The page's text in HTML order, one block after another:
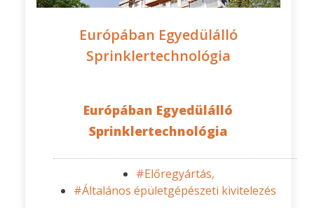
Európában Egyedülálló
Sprinklertechnológia
Európában Egyedülálló
Sprinklertechnológia
#Előregyártás,
#Általános épületgépészeti kivitelezés